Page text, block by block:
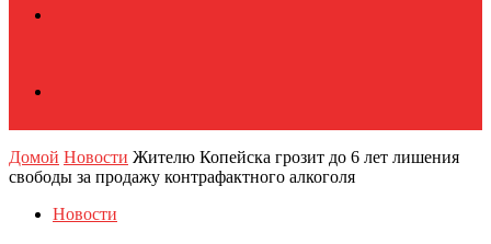
Домой Новости Жителю Копейска грозит до 6 лет лишения
свободы за продажу контрафактного алкоголя
Новости